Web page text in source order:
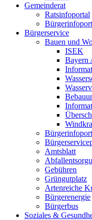
Gemeinderat
Ratsinfoportal
Bürgerservice
Bauen und
ISEK
Bayern
Amtsblatt
Gebühren
Grüngutplatz
Artenreiche
Bürgerenergie
Bürgerbus
Soziales &